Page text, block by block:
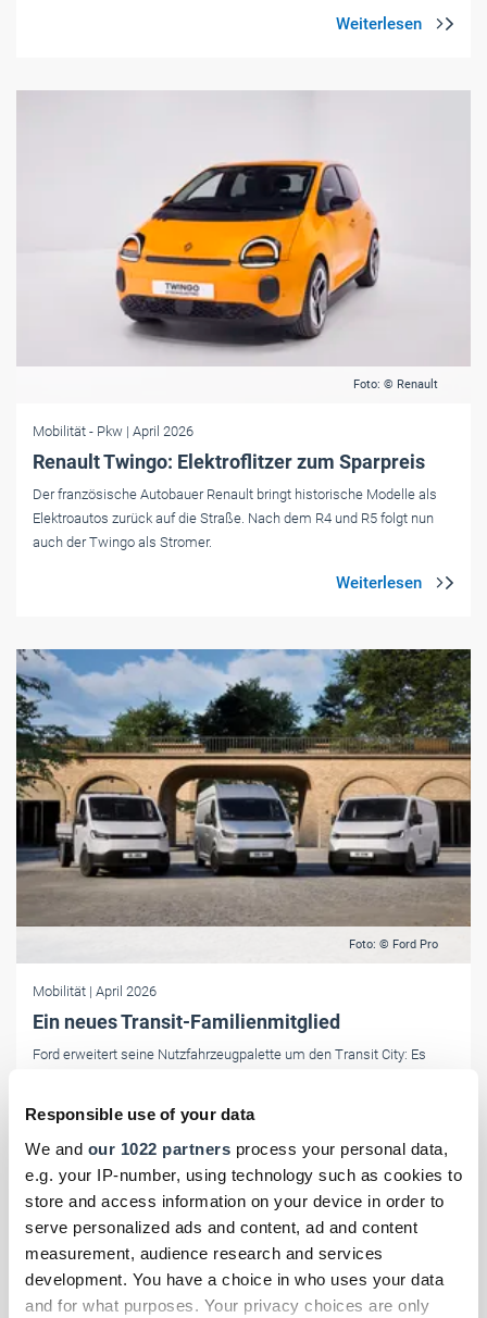
Responsible use of your data
We and our 1022 partners process your personal data,
e.g. your IP-number, using technology such as cookies to
store and access information on your device in order to
serve personalized ads and content, ad and content
measurement, audience research and services
development. You have a choice in who uses your data
and for what purposes. Your privacy choices are only
Foto: © Renault
Mobilität - Pkw | April 2026
Renault Twingo: Elektroflitzer zum Sparpreis
Der französische Autobauer Renault bringt historische Modelle als
Elektroautos zurück auf die Straße. Nach dem R4 und R5 folgt nun
auch der Twingo als Stromer.
Foto: © Ford Pro
Mobilität | April 2026
Ein neues Transit-Familienmitglied
Ford erweitert seine Nutzfahrzeugpalette um den Transit City: Es